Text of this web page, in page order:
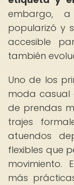
embargo,
popularizó y
accesible
también
Uno de los
moda casual
de prendas
trajes
atuendos
flexibles que
movimiento.
más